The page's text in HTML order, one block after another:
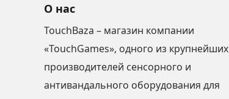
О нас
TouchBaza – магазин компании
«TouchGames», одного из крупнейших
производителей сенсорного и
антивандального оборудования для